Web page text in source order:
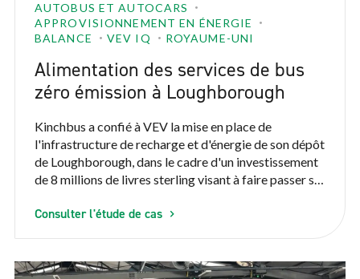
AUTOBUS ET AUTOCARS
APPROVISIONNEMENT EN ÉNERGIE
BALANCE
VEV IQ ROYAUME-UNI
Alimentation des services de bus
zéro émission à Loughborough
Kinchbus a confié à VEV la mise en place de
l'infrastructure de recharge et d'énergie de son dépôt
de Loughborough, dans le cadre d'un investissement
de 8 millions de livres sterling visant à faire passer sa
déploiement de 22 bus électriques, aidant ainsi
plus fiables.
Consulter l'étude de cas